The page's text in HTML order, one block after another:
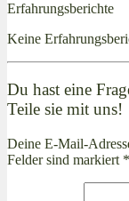
Erfahrungsberichte
Keine
Du hast eine
Teile sie mit uns!
Deine E-Mail-
Felder sind markiert *